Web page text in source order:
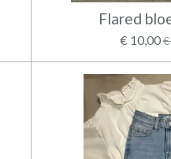
Flared
€ 10,00€